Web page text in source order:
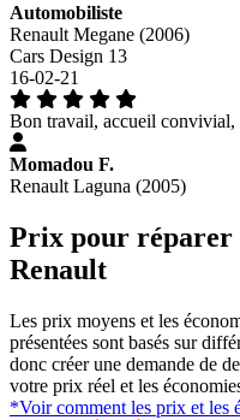
Automobiliste
Renault Megane (2006)
Cars Design 13
16-02-21
Bon travail, accueil convivial,
Momadou F.
Renault Laguna (2005)
Prix pour réparer
Renault
Les prix moyens et les
présentées sont basés sur
donc créer une demande de
votre prix réel et les
*Voir comment les prix et les